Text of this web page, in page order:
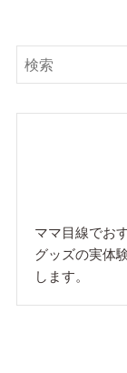
ママ目線でお
グッズの実体
します。